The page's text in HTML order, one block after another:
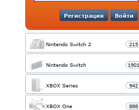
Регистрация Войти
Nintendo Switch 2 215
Nintendo Switch 1901
XBOX Series 942
XBOX One 888